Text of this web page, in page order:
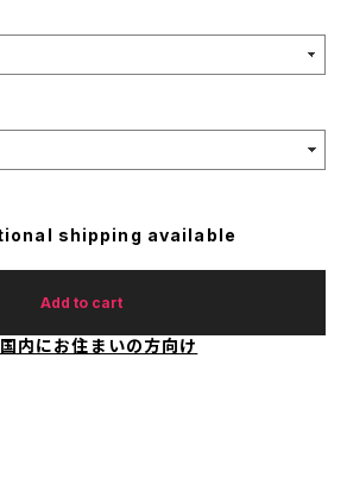
shipping available
Add to cart
内にお住まいの方向け